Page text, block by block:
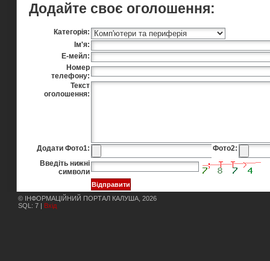
Додайте своє оголошення:
Категорія:
Ім'я:
Е-мейл:
Номер
телефону:
Текст
оголошення:
Додати Фото1:
Фото2:
Введіть нижні
символи
© ІНФОРМАЦІЙНИЙ ПОРТАЛ КАЛУША, 2026
SQL: 7 | Вхід